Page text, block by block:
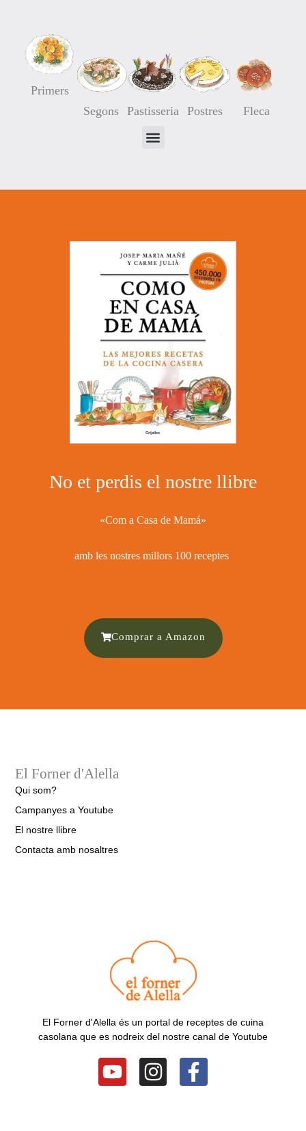
Primers
Segons
Pastisseria Postres Fleca
No et perdis el nostre llibre
«Com a Casa de Mamá»
amb les nostres millors 100 receptes ​
Comprar a Amazon
El Forner d'Alella és un portal de receptes de cuina
casolana que es nodreix del nostre canal de Youtube
Y
o
I
n
F
a
El Forner d'Alella
Qui som?
Campanyes a Youtube
El nostre llibre
Contacta amb nosaltres